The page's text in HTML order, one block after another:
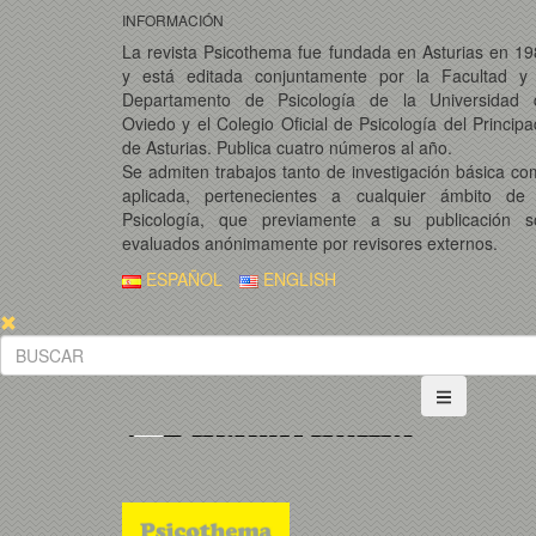
INFORMACIÓN
La revista Psicothema fue fundada en Asturias en
y está editada conjuntamente por la Facultad y
Departamento de Psicología de la Universidad
Oviedo y el Colegio Oficial de Psicología del
de Asturias. Publica cuatro números al año.
Se admiten trabajos tanto de investigación básica
aplicada, pertenecientes a cualquier ámbito de
Psicología, que previamente a su publicación
evaluados anónimamente por revisores externos.
ESPAÑOL
ENGLISH